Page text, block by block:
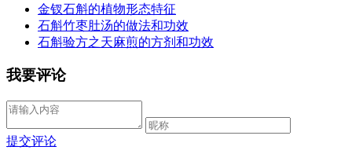
金钗石斛的植物形态特征
石斛竹枣肚汤的做法和功效
石斛验方之天麻煎的方剂和功效
我要评论
提交评论